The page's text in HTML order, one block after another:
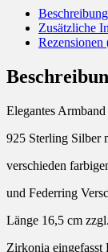
Beschreibung
Zusätzliche
Rezensionen
Elegantes Armband
925 Sterling Silber
verschieden
und Federring
Länge 16,5 cm
Zirkonia eingefasst